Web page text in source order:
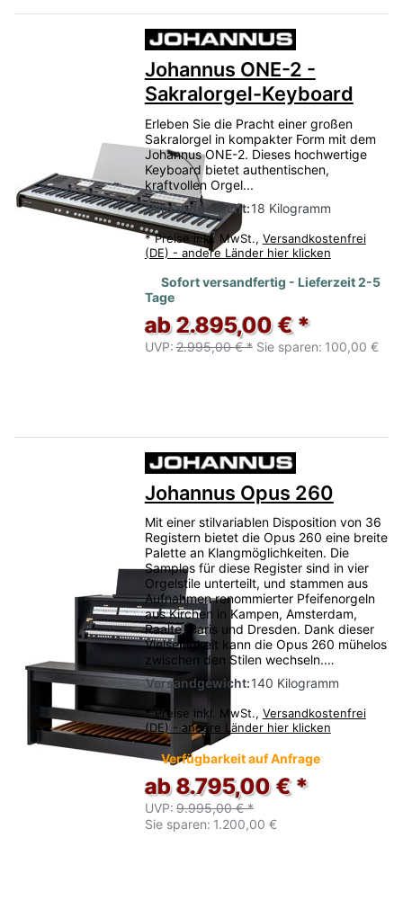
Johannus ONE-2 -
Sakralorgel-Keyboard
Erleben Sie die Pracht einer großen
Sakralorgel in kompakter Form mit dem
Johannus ONE-2. Dieses hochwertige
Keyboard bietet authentischen,
kraftvollen Orgel...
Versandgewicht:18 Kilogramm
* Preise inkl. MwSt., Versandkostenfrei
(DE) - andere Länder hier klicken
Sofort versandfertig - Lieferzeit 2-5
Tage
ab 2.895,00 € *
UVP: 2.995,00 € * Sie sparen: 100,00 €
Johannus Opus 260
Mit einer stilvariablen Disposition von 36
Registern bietet die Opus 260 eine breite
Palette an Klangmöglichkeiten. Die
Samples für diese Register sind in vier
Orgelstile unterteilt, und stammen aus
Aufnahmen renommierter Pfeifenorgeln
aus Kirchen in Kampen, Amsterdam,
Raalte, Paris und Dresden. Dank dieser
Vielseitigkeit kann die Opus 260 mühelos
zwischen den Stilen wechseln.…
Versandgewicht:140 Kilogramm
* Preise inkl. MwSt., Versandkostenfrei
(DE) - andere Länder hier klicken
Verfügbarkeit auf Anfrage
ab 8.795,00 € *
UVP: 9.995,00 € *
Sie sparen: 1.200,00 €